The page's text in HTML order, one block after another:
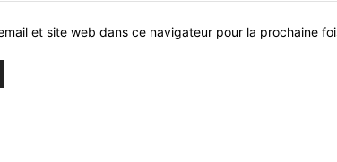
et site web dans ce navigateur pour la prochaine